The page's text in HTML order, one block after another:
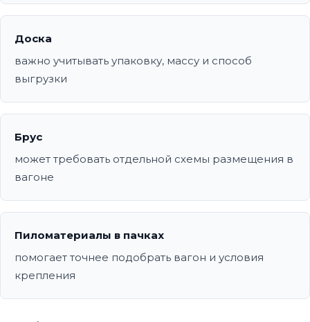
Доска
важно учитывать упаковку, массу и способ
выгрузки
Брус
может требовать отдельной схемы размещения в
вагоне
Пиломатериалы в пачках
помогает точнее подобрать вагон и условия
крепления